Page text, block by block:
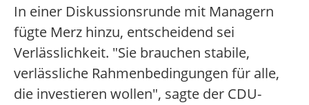
In einer Diskussionsrunde mit Managern
fügte Merz hinzu, entscheidend sei
Verlässlichkeit. "Sie brauchen stabile,
verlässliche Rahmenbedingungen für alle,
die investieren wollen", sagte der CDU-